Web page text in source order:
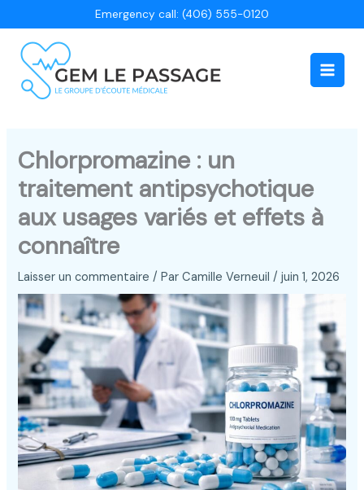
au
contenu
Emergency call: (406) 555-0120
Main
Chlorpromazine : un
traitement antipsychotique
aux usages variés et effets à
connaître
Laisser un commentaire / ParCamille Verneuil/juin 1, 2026